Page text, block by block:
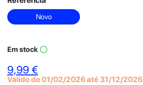
Novo
Em stock panorama_fish_eye
9,99 €
Válido de 01/02/2026 até 31/12/2026